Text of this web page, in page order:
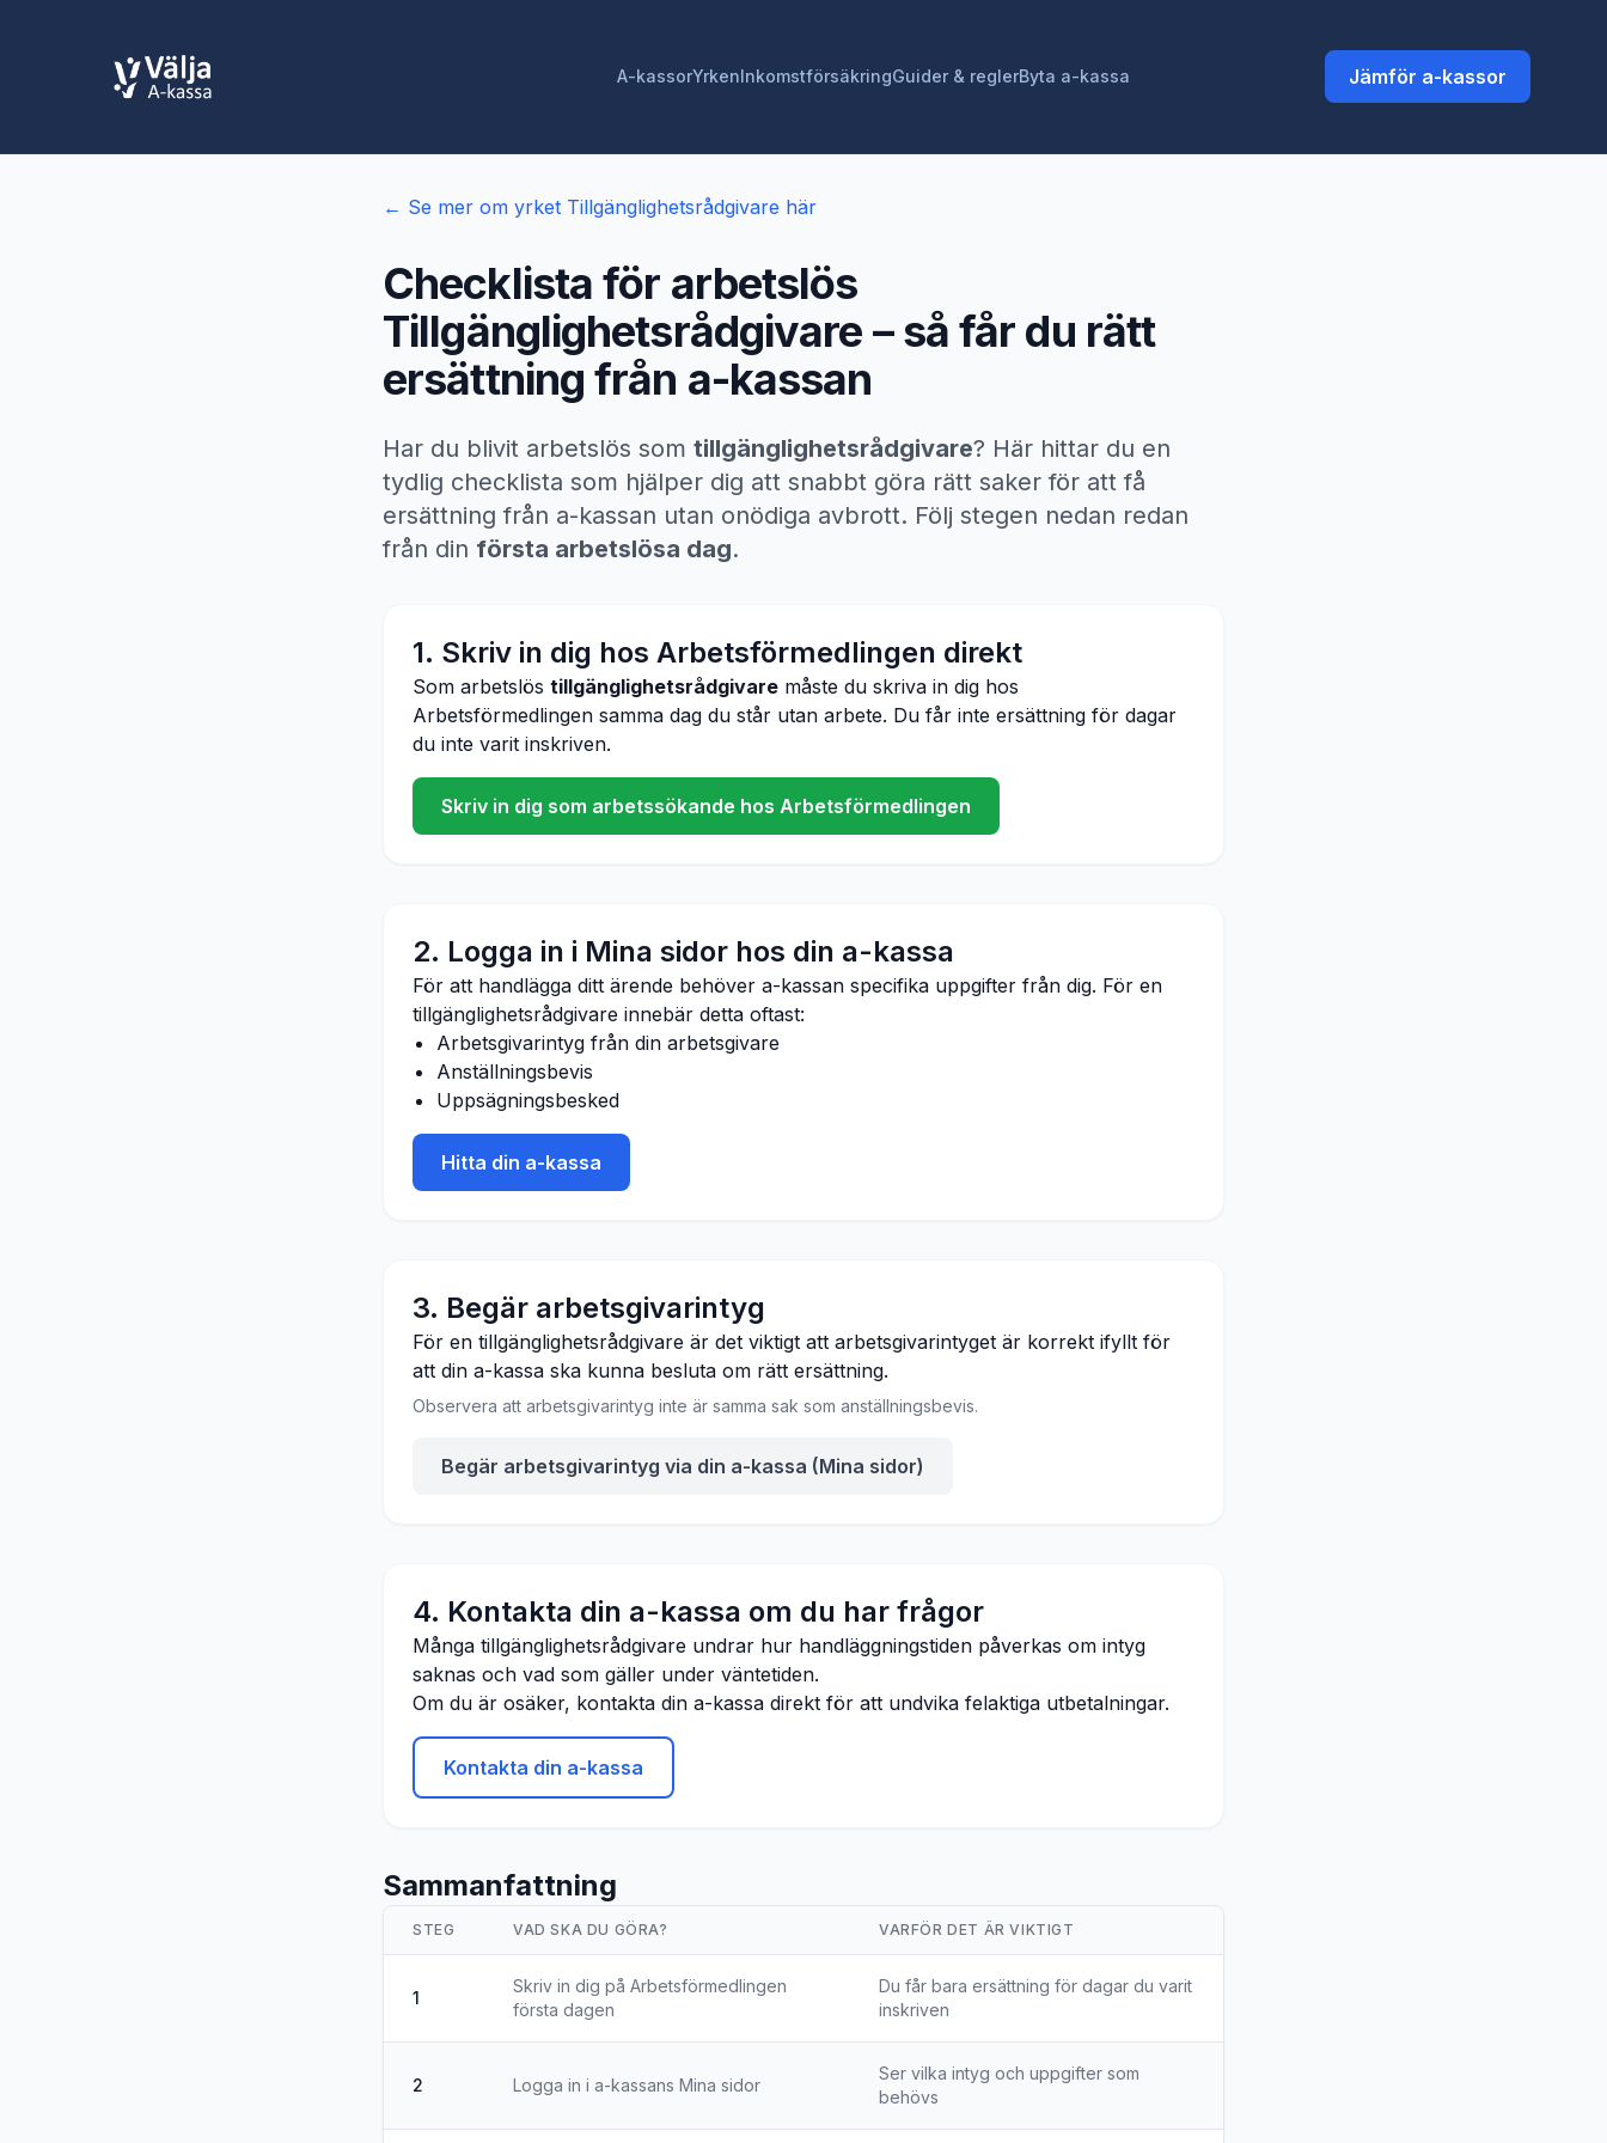
A-kassorYrkenInkomstförsäkringGuider & reglerByta a-kassa Jämför a-kassor
← Se mer om yrket Tillgänglighetsrådgivare här
Checklista för arbetslös
Tillgänglighetsrådgivare – så får du rätt
ersättning från a-kassan
Har du blivit arbetslös som tillgänglighetsrådgivare? Här hittar du en
tydlig checklista som hjälper dig att snabbt göra rätt saker för att få
ersättning från a-kassan utan onödiga avbrott. Följ stegen nedan redan
från din första arbetslösa dag.
1. Skriv in dig hos Arbetsförmedlingen direkt
Som arbetslös tillgänglighetsrådgivare måste du skriva in dig hos
Arbetsförmedlingen samma dag du står utan arbete. Du får inte ersättning för dagar
du inte varit inskriven.
Skriv in dig som arbetssökande hos Arbetsförmedlingen
2. Logga in i Mina sidor hos din a-kassa
För att handlägga ditt ärende behöver a-kassan specifika uppgifter från dig. För en
tillgänglighetsrådgivare innebär detta oftast:
Arbetsgivarintyg från din arbetsgivare
Anställningsbevis
Uppsägningsbesked
Hitta din a-kassa
3. Begär arbetsgivarintyg
För en tillgänglighetsrådgivare är det viktigt att arbetsgivarintyget är korrekt ifyllt för
att din a-kassa ska kunna besluta om rätt ersättning.
Observera att arbetsgivarintyg inte är samma sak som anställningsbevis.
Begär arbetsgivarintyg via din a-kassa (Mina sidor)
4. Kontakta din a-kassa om du har frågor
Många tillgänglighetsrådgivare undrar hur handläggningstiden påverkas om intyg
saknas och vad som gäller under väntetiden.
Om du är osäker, kontakta din a-kassa direkt för att undvika felaktiga utbetalningar.
Kontakta din a-kassa
Sammanfattning
STEG VAD SKA DU GÖRA? VARFÖR DET ÄR VIKTIGT
1
Skriv in dig på Arbetsförmedlingen
första dagen
Du får bara ersättning för dagar du varit
inskriven
2 Logga in i a-kassans Mina sidor
Ser vilka intyg och uppgifter som
behövs